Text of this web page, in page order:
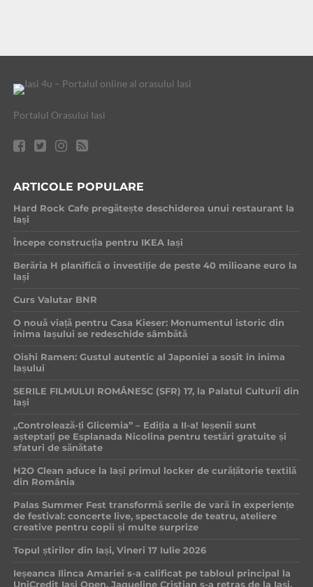
Portalul Orasului Iasi
ARTICOLE POPULARE
Hard Rock Cafe pregătește deschiderea unui restaurant la
Iași
Începe construcția pentru IKEA Iași
Berăria H planifică o investiție de peste 40 milioane euro la
Iași
Curs Valutar BNR
O nouă viață pentru Casa Kieser: Monumentul istoric din
inima Iașului se redeschide sâmbătă
Oishi Ramen: Gustul autentic al Japoniei a sosit în inima
Iașului
SERILE FILMULUI ROMÂNESC (SFR) 17, la Palatul Culturii din
Iași
„Controlează-ți Glicemia” – Ediția a II-a! Ieșenii sunt
așteptați pe Esplanada Nicolina pentru testări gratuite și
sfaturi de sănătate
H2O Clean aduce la Iași primul locker de curățătorie textilă
din România
Palas Summer Fest transformă serile de vară în experiențe
de festival: concerte live, spectacole de teatru, ateliere
creative pentru copii și multe surprize
Topul știrilor din Iași, Vineri 17 Iulie 2026
Ieșeanca Ilinca Amariei s-a calificat pe tabloul principal la
UniCredit Iași Open. Jaqueline Cristian s-a retras de la Iași,